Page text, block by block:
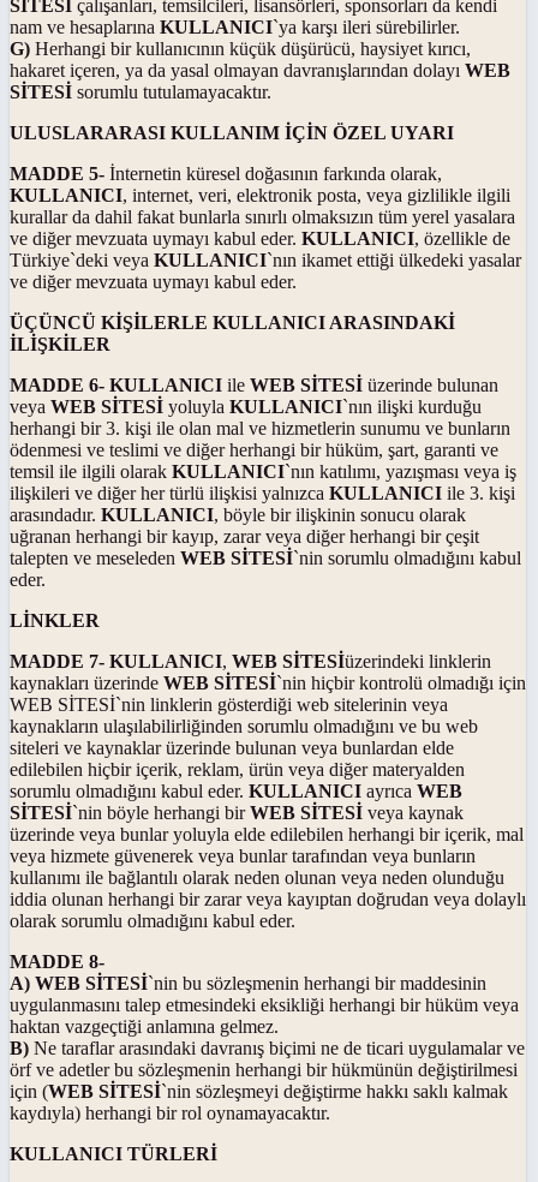
SİTESİ çalışanları, temsilcileri, lisansörleri, sponsorları da kendi
nam ve hesaplarına KULLANICI`ya karşı ileri sürebilirler.
G) Herhangi bir kullanıcının küçük düşürücü, haysiyet kırıcı,
hakaret içeren, ya da yasal olmayan davranışlarından dolayı WEB
SİTESİ sorumlu tutulamayacaktır.
ULUSLARARASI KULLANIM İÇİN ÖZEL UYARI
MADDE 5- İnternetin küresel doğasının farkında olarak,
KULLANICI, internet, veri, elektronik posta, veya gizlilikle ilgili
kurallar da dahil fakat bunlarla sınırlı olmaksızın tüm yerel yasalara
ve diğer mevzuata uymayı kabul eder. KULLANICI, özellikle de
Türkiye`deki veya KULLANICI`nın ikamet ettiği ülkedeki yasalar
ve diğer mevzuata uymayı kabul eder.
ÜÇÜNCÜ KİŞİLERLE KULLANICI ARASINDAKİ
İLİŞKİLER
MADDE 6- KULLANICI ile WEB SİTESİ üzerinde bulunan
veya WEB SİTESİ yoluyla KULLANICI`nın ilişki kurduğu
herhangi bir 3. kişi ile olan mal ve hizmetlerin sunumu ve bunların
ödenmesi ve teslimi ve diğer herhangi bir hüküm, şart, garanti ve
temsil ile ilgili olarak KULLANICI`nın katılımı, yazışması veya iş
ilişkileri ve diğer her türlü ilişkisi yalnızca KULLANICI ile 3. kişi
arasındadır. KULLANICI, böyle bir ilişkinin sonucu olarak
uğranan herhangi bir kayıp, zarar veya diğer herhangi bir çeşit
talepten ve meseleden WEB SİTESİ`nin sorumlu olmadığını kabul
eder.
LİNKLER
MADDE 7- KULLANICI, WEB SİTESİüzerindeki linklerin
kaynakları üzerinde WEB SİTESİ`nin hiçbir kontrolü olmadığı için
WEB SİTESİ`nin linklerin gösterdiği web sitelerinin veya
kaynakların ulaşılabilirliğinden sorumlu olmadığını ve bu web
siteleri ve kaynaklar üzerinde bulunan veya bunlardan elde
edilebilen hiçbir içerik, reklam, ürün veya diğer materyalden
sorumlu olmadığını kabul eder. KULLANICI ayrıca WEB
SİTESİ`nin böyle herhangi birWEB SİTESİ veya kaynak
üzerinde veya bunlar yoluyla elde edilebilen herhangi bir içerik, mal
veya hizmete güvenerek veya bunlar tarafından veya bunların
kullanımı ile bağlantılı olarak neden olunan veya neden olunduğu
iddia olunan herhangi bir zarar veya kayıptan doğrudan veya dolaylı
olarak sorumlu olmadığını kabul eder.
MADDE 8-
A) WEB SİTESİ`nin bu sözleşmenin herhangi bir maddesinin
uygulanmasını talep etmesindeki eksikliği herhangi bir hüküm veya
haktan vazgeçtiği anlamına gelmez.
B) Ne taraflar arasındaki davranış biçimi ne de ticari uygulamalar ve
örf ve adetler bu sözleşmenin herhangi bir hükmünün değiştirilmesi
için (WEB SİTESİ`nin sözleşmeyi değiştirme hakkı saklı kalmak
kaydıyla) herhangi bir rol oynamayacaktır.
KULLANICI TÜRLERİ